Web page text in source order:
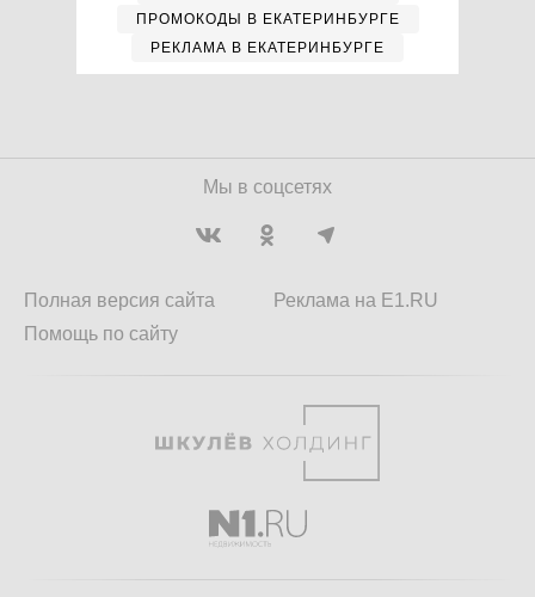
ПРОМОКОДЫ В ЕКАТЕРИНБУРГЕ
РЕКЛАМА В ЕКАТЕРИНБУРГЕ
Мы в соцсетях
Полная версия сайта
Помощь по сайту
Реклама на E1.RU